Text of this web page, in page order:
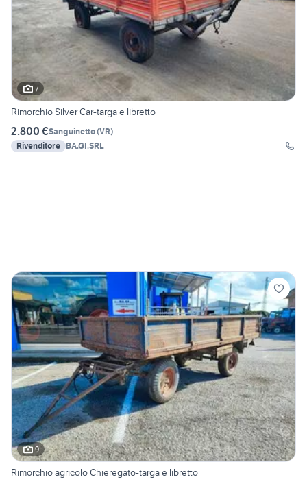
7
Rimorchio Silver Car-targa e libretto
2.800 €Sanguinetto(VR)
Rivenditore BA.GI.SRL
9
Rimorchio agricolo Chieregato-targa e libretto